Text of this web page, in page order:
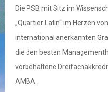
Die PSB mit Sitz im
„Quartier Latin“ im Herzen
international anerkannten
die den besten
vorbehaltene
AMBA.